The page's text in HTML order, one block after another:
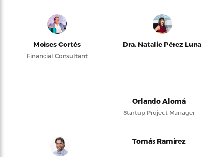
Moises Cortés
Financial Consultant
Dra. Natalie Pérez Luna
Orlando Alomá
Startup Project Manager
Tomás Ramírez